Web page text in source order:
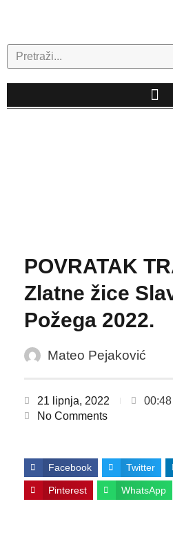
Search
POVRATAK
Zlatne žice
Požega 2022.
Mateo Pejaković
21 lipnja, 2022 00:48
No Comments
Facebook Twitter
Pinterest WhatsApp